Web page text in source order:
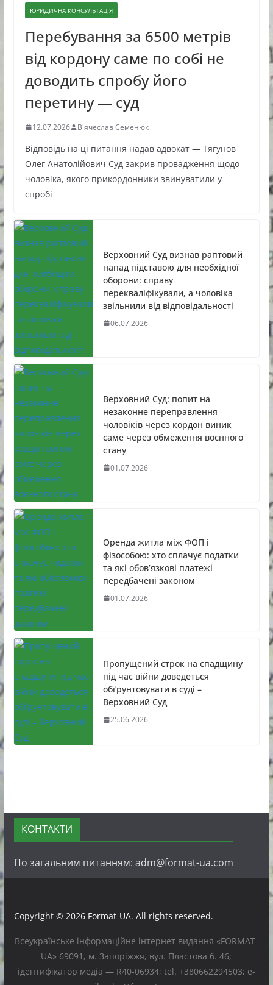
ЮРИДИЧНА КОНСУЛЬТАЦІЯ
Перебування за 6500 метрів
від кордону саме по собі не
доводить спробу його
перетину — суд
12.07.2026 В'ячеслав Семенюк
Відповідь на ці питання надав адвокат — Тягунов
Олег Анатолійович Суд закрив провадження щодо
чоловіка, якого прикордонники звинуватили у
спробі
Верховний Суд визнав раптовий
напад підставою для необхідної
оборони: справу
перекваліфікували, а чоловіка
звільнили від відповідальності
06.07.2026
Верховний Суд: попит на
незаконне переправлення
чоловіків через кордон виник
саме через обмеження воєнного
стану
01.07.2026
Оренда житла між ФОП і
фізособою: хто сплачує податки
та які обов’язкові платежі
передбачені законом
01.07.2026
Пропущений строк на спадщину
під час війни доведеться
обґрунтовувати в суді –
Верховний Суд
25.06.2026
КОНТАКТИ
По загальним питанням: adm@format-ua.com
Copyright © 2026 Format-UA. All rights reserved.
Всеукраїнське інформаційне інтернет видання «FORMAT-
UA» 69091, м. Запоріжжя, вул. Пластова б. 46;
ідентифікатор медіа — R40-06934; tel. +380662294503; e-